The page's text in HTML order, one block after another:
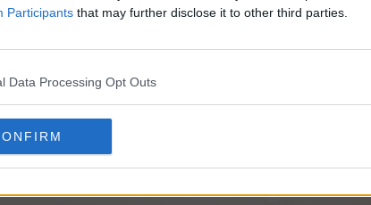
Participants that may further disclose it to other third parties.
Data Processing Opt Outs